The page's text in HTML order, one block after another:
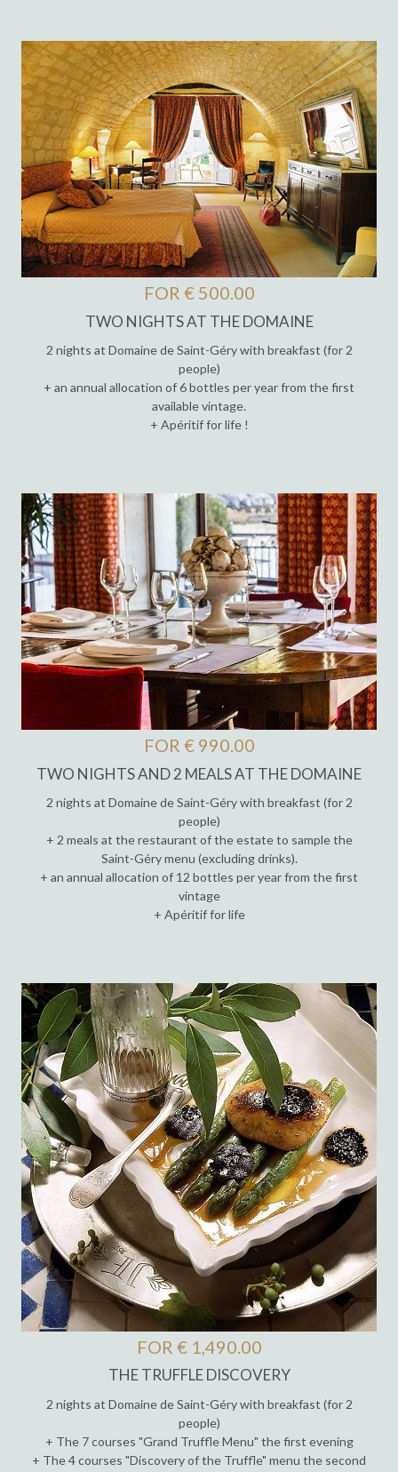
FOR € 500.00
TWO NIGHTS AT THE DOMAINE
2 nights at Domaine de Saint-Géry with breakfast (for 2
people)
+ an annual allocation of 6 bottles per year from the first
available vintage.
+ Apéritif for life !
FOR € 990.00
TWO NIGHTS AND 2 MEALS AT THE DOMAINE
2 nights at Domaine de Saint-Géry with breakfast (for 2
people)
+ 2 meals at the restaurant of the estate to sample the
Saint-Géry menu (excluding drinks).
+ an annual allocation of 12 bottles per year from the first
vintage
+ Apéritif for life
FOR € 1,490.00
THE TRUFFLE DISCOVERY
2 nights at Domaine de Saint-Géry with breakfast (for 2
people)
+ The 7 courses "Grand Truffle Menu" the first evening
+ The 4 courses "Discovery of the Truffle" menu the second